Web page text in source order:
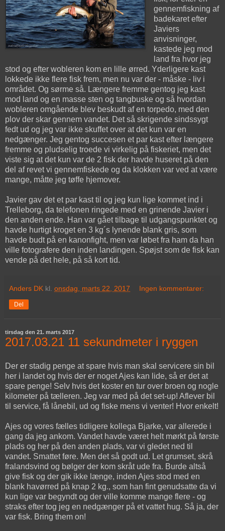
gennemfiskning af
badekaret efter
Javiers
anvisninger,
kastede jeg mod
land fra hvor jeg
stod og efter wobleren kom en lille ørred. Yderligere kast
lokkede ikke flere fisk frem, men nu var der - måske - liv i
området. Og sørme så. Længere fremme gentog jeg kast
mod land og en masse sten og tangbuske og så hvordan
wobleren omgående blev beskudt af en torpedo, med den
plov der skar gennem vandet. Det så skrigende sindssygt
fedt ud og jeg var ikke skuffet over at det kun var en
nedgænger. Jeg gentog succesen et par kast efter længere
fremme og pludselig troede vi virkelig på fiskeriet, men det
viste sig at det kun var de 2 fisk der havde huseret på den
del af revet vi gennemfiskede og da klokken var ved at være
mange, måtte jeg tøffe hjemover.
Javier gav det et par kast til og jeg kun lige kommet ind i
Trelleborg, da telefonen ringede med en grinende Javier i
den anden ende. Han var gået tilbage til udgangspunktet og
havde hurtigt kroget en 3 kg´s lynende blank gris, som
havde budt på en kanonfight, men var løbet fra ham da han
ville fotografere den inden landingen. Spøjst som de fisk kan
vende på det hele, på så kort tid.
Anders DK kl. onsdag, marts 22, 2017 Ingen kommentarer:
Del
tirsdag den 21. marts 2017
2017.03.21 11 sekundmeter i ryggen
Der er stadig penge at spare hvis man skal servicere sin bil
her i landet og hvis der er noget Ajes kan lide, så er det at
spare penge! Selv hvis det koster en tur over broen og nogle
kilometer på tælleren. Jeg var med på det set-up! Aflever bil
til service, få lånebil, ud og fiske mens vi venter! Hvor enkelt!
Ajes og vores fælles tidligere kollega Bjarke, var allerede i
gang da jeg ankom. Vandet havde været helt mørkt på første
plads og her på den anden plads, var vi gledet ned til
vandet. Smattet føre. Men det så godt ud. Let grumset, skrå
fralandsvind og bølger der kom skråt ude fra. Burde altså
give fisk og der gik ikke længe, inden Ajes stod med en
blank havørred på knap 2 kg., som han fint genudsatte da vi
kun lige var begyndt og der ville komme mange flere - og
straks efter tog jeg en nedgænger på et vattet hug. Så ja, der
var fisk. Bring them on!